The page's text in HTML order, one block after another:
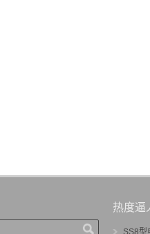
热度逼
SS8型